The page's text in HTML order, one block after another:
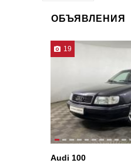
ОБЪЯВЛЕНИЯ
19
Audi 100